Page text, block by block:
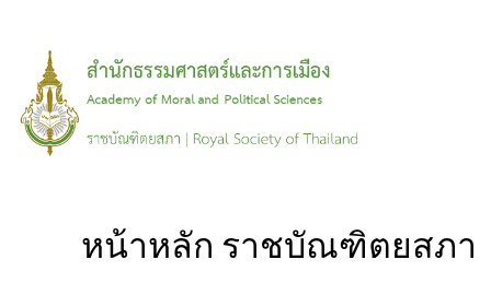
content
หน้าหลัก ราชบัณฑิตยสภา